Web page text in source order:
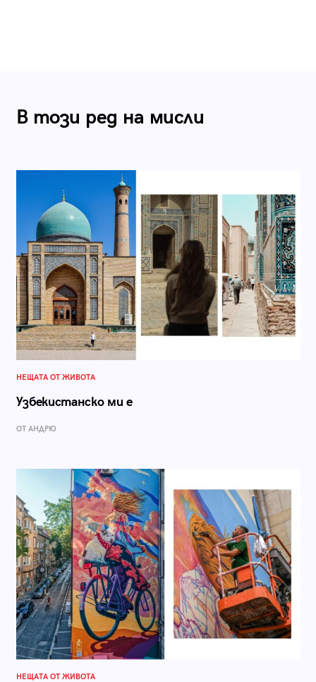
В този ред на мисли
НЕЩАТА ОТ ЖИВОТА
Узбекистанско ми е
ОТ АНДРЮ
НЕЩАТА ОТ ЖИВОТА